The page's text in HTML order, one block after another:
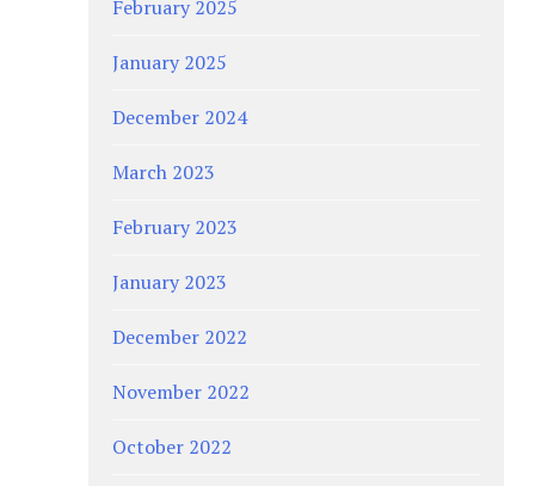
February 2025
January 2025
December 2024
March 2023
February 2023
January 2023
December 2022
November 2022
October 2022